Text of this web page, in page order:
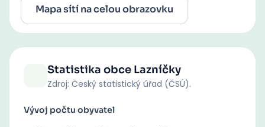
Mapa sítí na celou obrazovku
Statistika obce Lazníčky
Zdroj: Český statistický úřad (ČSÚ).
Vývoj počtu obyvatel